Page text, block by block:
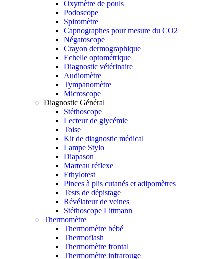
Oxymètre de pouls
Podoscope
Spiromètre
Capnographes pour mesure du CO2
Négatoscope
Crayon dermographique
Echelle optométrique
Diagnostic vétérinaire
Audiomètre
Tympanomètre
Microscope
Diagnostic Général
Stéthoscope
Lecteur de glycémie
Toise
Kit de diagnostic médical
Lampe Stylo
Diapason
Marteau réflexe
Ethylotest
Pinces à plis cutanés et adipomètres
Tests de dépistage
Révélateur de veines
Stéthoscope Littmann
Thermomètre
Thermomètre bébé
Thermoflash
Thermomètre frontal
Thermomètre infrarouge